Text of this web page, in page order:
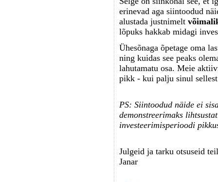
erinevad aga siintoodud
alustada justnimelt
lõpuks hakkab midagi
Ühesõnaga õpetage oma
ning kuidas see peaks
lahutamatu osa. Meie
pikk - kui palju sinul
PS: Siintoodud näide ei
demonstreerimaks
investeerimisperioodi
Julgeid ja tarku otsuseid
Janar